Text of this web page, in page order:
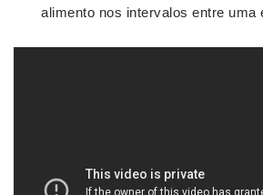
alimento nos intervalos entre uma